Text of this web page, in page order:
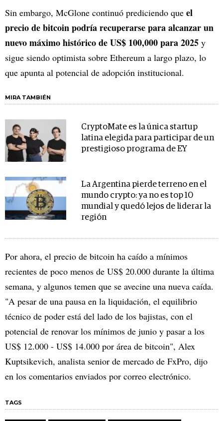
Sin embargo, McGlone continuó prediciendo que el
precio de bitcoin podría recuperarse para alcanzar un
nuevo máximo histórico de US$ 100,000 para 2025 y
sigue siendo optimista sobre Ethereum a largo plazo, lo
que apunta al potencial de adopción institucional.
MIRA TAMBIÉN
CryptoMate es la única startup
latina elegida para participar de un
prestigioso programa de EY
La Argentina pierde terreno en el
mundo crypto: ya no es top 10
mundial y quedó lejos de liderar la
región
Por ahora, el precio de bitcoin ha caído a mínimos
recientes de poco menos de US$ 20.000 durante la última
semana, y algunos temen que se avecine una nueva caída.
"A pesar de una pausa en la liquidación, el equilibrio
técnico de poder está del lado de los bajistas, con el
potencial de renovar los mínimos de junio y pasar a los
US$ 12.000 - US$ 14.000 por área de bitcoin", Alex
Kuptsikevich, analista senior de mercado de FxPro, dijo
en los comentarios enviados por correo electrónico.
TAGS